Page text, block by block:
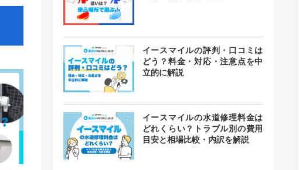
イースマイルの評判・口コミは
どう？料金・対応・注意点を中
立的に解説
イースマイルの水道修理料金は
どれくらい？トラブル別の費用
目安と相場比較・内訳を解説